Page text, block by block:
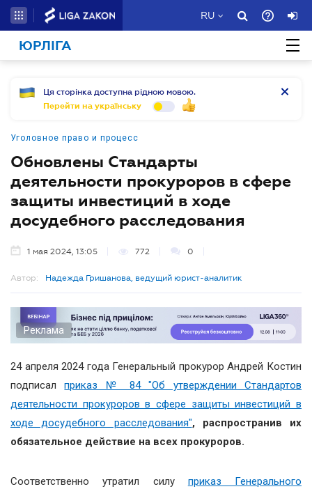
RU
ЮРЛІГА
Ця сторінка доступна рідною мовою.
Перейти на українську
Уголовное право и процесс
Обновлены Стандарты
деятельности прокуроров в сфере
защиты инвестиций в ходе
досудебного расследования
1 мая 2024, 13:05 772 0
Автор: Надежда Гришанова, ведущий юрист-аналитик
Реклама
24 апреля 2024 года Генеральный прокурор Андрей Костин
подписалприказ № 84 "Об утверждении Стандартов
деятельности прокуроров в сфере защиты инвестиций в
ходе досудебного расследования", распространив их
обязательное действие на всех прокуроров.
Соответственно утратил силу приказ Генерального